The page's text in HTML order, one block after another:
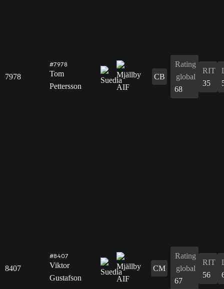
7978
#7978
Tom
Pettersson
CB
Rating
global
68
RIT
35
8407
#8407
Viktor
Gustafson
CM
Rating
global
67
RIT
56